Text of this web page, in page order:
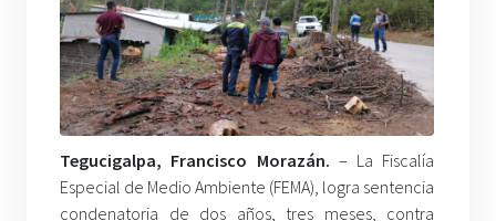
Tegucigalpa, Francisco Morazán. – La Fiscalía
Especial de Medio Ambiente (FEMA), logra sentencia
condenatoria de dos años, tres meses, contra